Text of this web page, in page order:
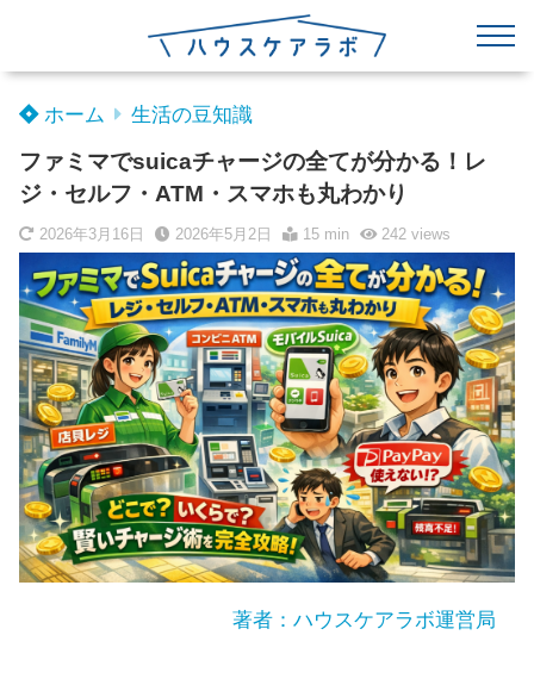
ホーム 生活の豆知識
ファミマでsuicaチャージの全てが分かる！レ
ジ・セルフ・ATM・スマホも丸わかり
2026年3月16日 2026年5月2日 15 min 242views
著者：ハウスケアラボ運営局